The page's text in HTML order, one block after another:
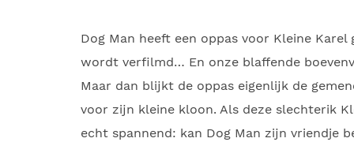
Dog Man heeft een oppas voor Kleine
wordt verfilmd… En onze blaffende
Maar dan blijkt de oppas eigenlijk de
voor zijn kleine kloon. Als deze slechterik
echt spannend: kan Dog Man zijn vriendje